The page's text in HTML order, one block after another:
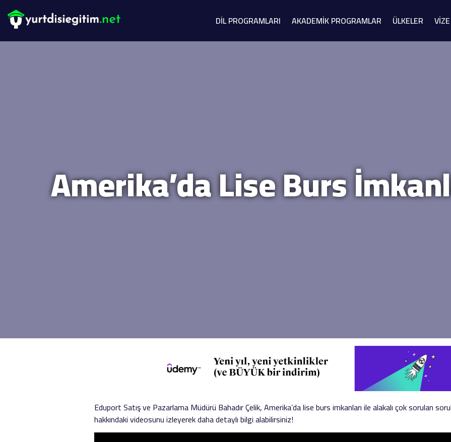
DİL PROGRAMLARI AKADEMİK PROGRAMLAR ÜLKELER
Amerika’da Lise Burs
Eduport Satış ve Pazarlama Müdürü Bahadır Çelik, Amerika’da lise burs imkanları ile alakalı çok sorulan
hakkındaki videosunu izleyerek daha detaylı bilgi alabilirsiniz!